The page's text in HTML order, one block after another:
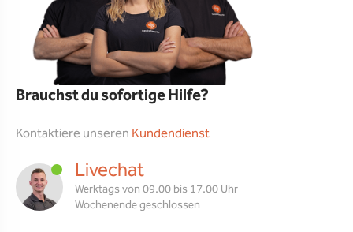
Brauchst du sofortige Hilfe?
Kontaktiere unseren Kundendienst
Livechat
Werktags von 09.00 bis 17.00 Uhr
Wochenende geschlossen